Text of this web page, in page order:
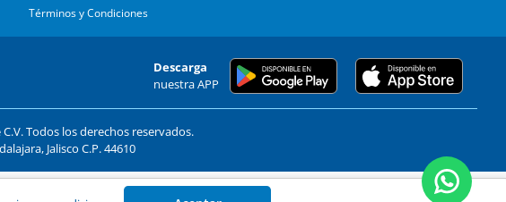
Términos y Condiciones
Descarga
nuestra APP
Todos los derechos reservados.
Jalisco C.P. 44610